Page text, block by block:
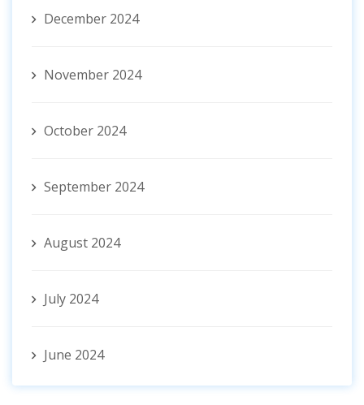
December 2024
November 2024
October 2024
September 2024
August 2024
July 2024
June 2024